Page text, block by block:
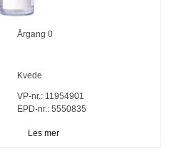
Årgang 0
Kvede
VP-nr.:11954901
EPD-nr.: 5550835
Les mer